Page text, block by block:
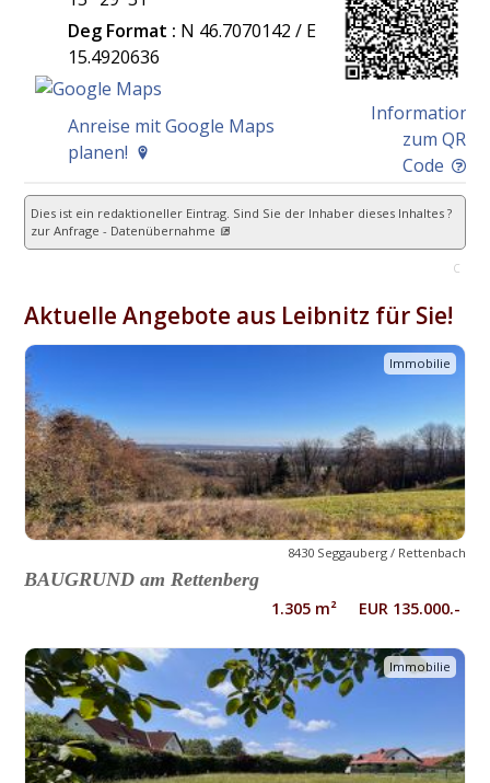
Deg Format : N 46.7070142 / E
15.4920636
Anreise mit Google Maps
planen!
Information
zum QR
Code
Dies ist ein redaktioneller Eintrag. Sind Sie der Inhaber dieses Inhaltes ?
zur Anfrage - Datenübernahme
C
Aktuelle Angebote aus Leibnitz für Sie!
Immobilie
8430 Seggauberg / Rettenbach
BAUGRUND am Rettenberg
1.305 m² EUR 135.000.-
Immobilie